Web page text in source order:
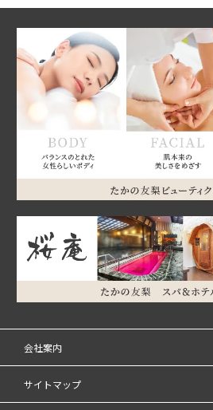
会社案内
サイトマップ